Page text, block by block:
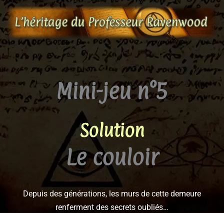
Aller
au
contenu
Mini-jeu n°5
Solution
Le couloir
Depuis des générations, les murs de cette demeure
renferment des secrets oubliés…